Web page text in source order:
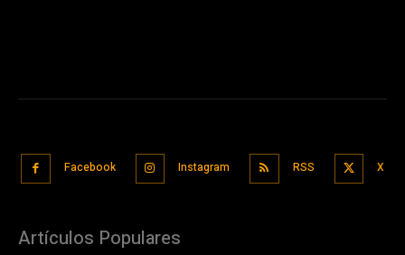
Facebook Instagram RSS X
Artículos Populares